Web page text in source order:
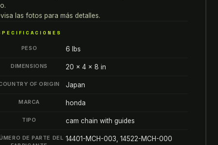
las fotos para más detalles.
PESO 6 lbs
DIMENSIONS 20 × 4 × 8 in
OF ORIGIN Japan
MARCA honda
TIPO cam chain with guides
DE PARTE DEL 14401-MCH-003, 14522-MCH-000